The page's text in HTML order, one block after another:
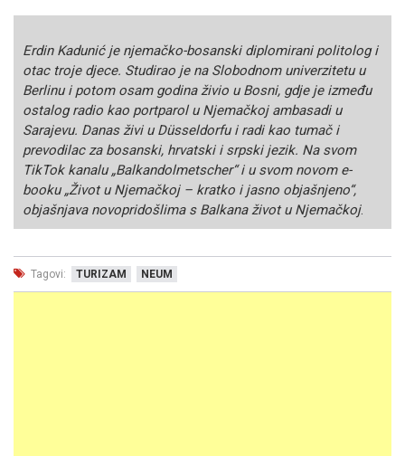
Erdin Kadunić je njemačko-bosanski diplomirani politolog i
otac troje djece. Studirao je na Slobodnom univerzitetu u
Berlinu i potom osam godina živio u Bosni, gdje je između
ostalog radio kao portparol u Njemačkoj ambasadi u
Sarajevu. Danas živi u Düsseldorfu i radi kao tumač i
prevodilac za bosanski, hrvatski i srpski jezik. Na svom
TikTok kanalu „Balkandolmetscher“ i u svom novom e-
booku „Život u Njemačkoj – kratko i jasno objašnjeno“,
objašnjava novopridošlima s Balkana život u Njemačkoj.
Tagovi: TURIZAM NEUM